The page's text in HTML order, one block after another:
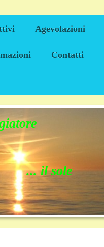
Agevolazioni
Contatti
... il sole